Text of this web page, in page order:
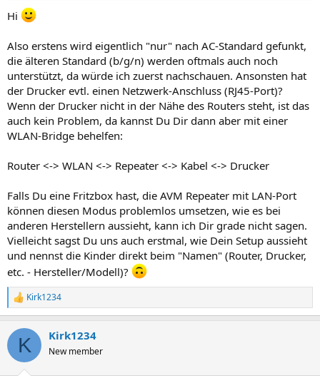
Hi
Also erstens wird eigentlich "nur" nach AC-Standard gefunkt,
die älteren Standard (b/g/n) werden oftmals auch noch
unterstützt, da würde ich zuerst nachschauen. Ansonsten hat
der Drucker evtl. einen Netzwerk-Anschluss (RJ45-Port)?
Wenn der Drucker nicht in der Nähe des Routers steht, ist das
auch kein Problem, da kannst Du Dir dann aber mit einer
WLAN-Bridge behelfen:
Router <-> WLAN <-> Repeater <-> Kabel <-> Drucker
Falls Du eine Fritzbox hast, die AVM Repeater mit LAN-Port
können diesen Modus problemlos umsetzen, wie es bei
anderen Herstellern aussieht, kann ich Dir grade nicht sagen.
Vielleicht sagst Du uns auch erstmal, wie Dein Setup aussieht
und nennst die Kinder direkt beim "Namen" (Router, Drucker,
etc. - Hersteller/Modell)?
R
e
k
i
Kirk1234
K Kirk1234
New member